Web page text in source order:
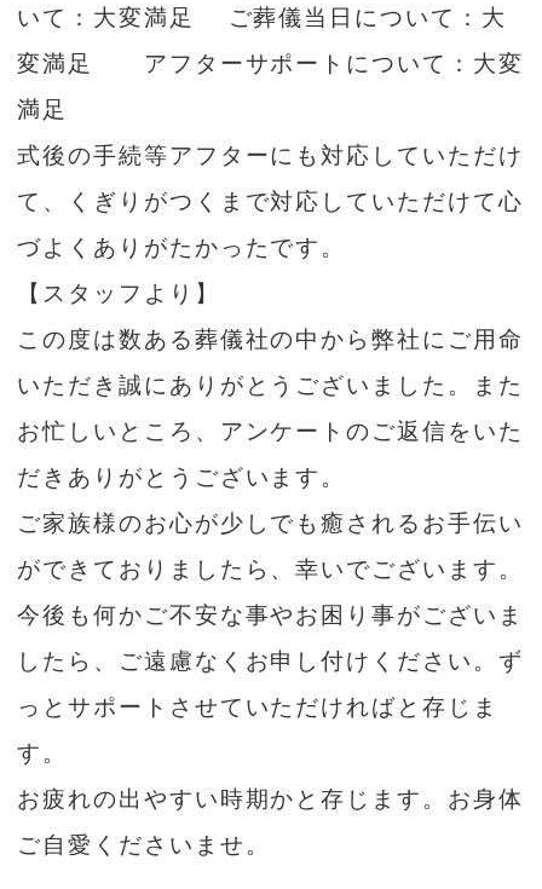
いて：大変満足 ご葬儀当日について：大
変満足 アフターサポートについて：大変
満足
式後の手続等アフターにも対応していただけ
て、くぎりがつくまで対応していただけて心
づよくありがたかったです。
【スタッフより】
この度は数ある葬儀社の中から弊社にご用命
いただき誠にありがとうございました。また
お忙しいところ、アンケートのご返信をいた
だきありがとうございます。
ご家族様のお心が少しでも癒されるお手伝い
ができておりましたら、幸いでございます。
今後も何かご不安な事やお困り事がございま
したら、ご遠慮なくお申し付けください。ず
っとサポートさせていただければと存じま
す。
お疲れの出やすい時期かと存じます。お身体
ご自愛くださいませ。